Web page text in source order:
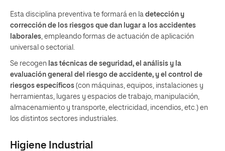
Esta disciplina preventiva te formará en la detección y
corrección de los riesgos que dan lugar a los accidentes
laborales, empleando formas de actuación de aplicación
universal o sectorial.
Se recogen las técnicas de seguridad, el análisis y la
evaluación general del riesgo de accidente, y el control de
riesgos específicos (con máquinas, equipos, instalaciones y
herramientas, lugares y espacios de trabajo, manipulación,
almacenamiento y transporte, electricidad, incendios, etc.) en
los distintos sectores industriales.
Higiene Industrial